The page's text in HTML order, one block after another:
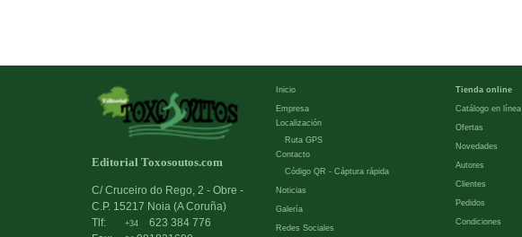
Editorial Toxosoutos.com
C/ Cruceiro do Rego, 2 - Obre -
C.P. 15217 Noia (A Coruña)
Tlf:
+34
623 384 776
Inicio
Empresa
Localización
Ruta GPS
Contacto
Código QR - Cáptura rápida
Noticias
Galería
Redes Sociales
Tienda online
Catálogo en línea
Ofertas
Novedades
Autores
Clientes
Pedidos
Condiciones